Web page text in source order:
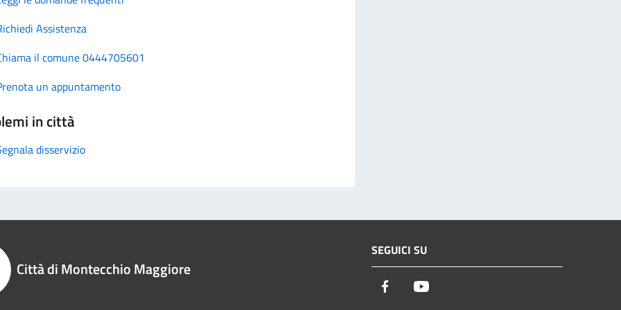
Assistenza
il comune 0444705601
un appuntamento
in città
disservizio
Città di Montecchio Maggiore
SEGUICI SU
Facebook